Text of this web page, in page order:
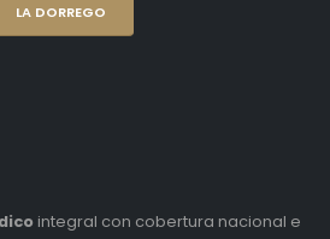
LA DORREGO
integral con cobertura nacional e